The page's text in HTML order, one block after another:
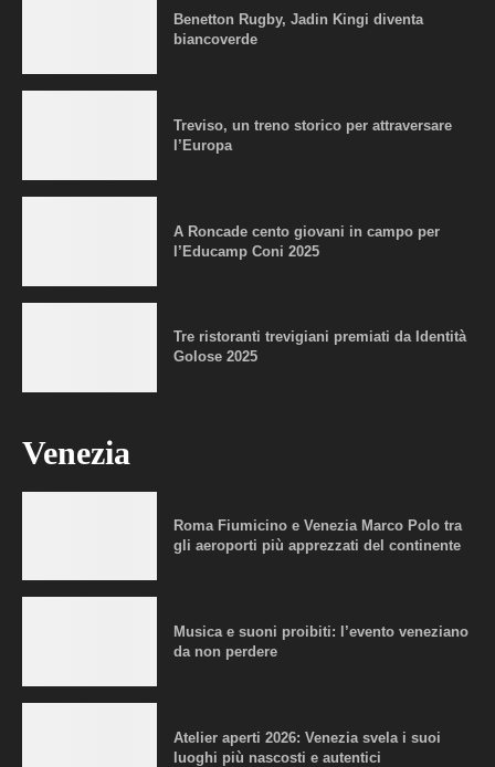
Benetton Rugby, Jadin Kingi diventa
biancoverde
Treviso, un treno storico per attraversare
l’Europa
A Roncade cento giovani in campo per
l’Educamp Coni 2025
Tre ristoranti trevigiani premiati da Identità
Golose 2025
Venezia
Roma Fiumicino e Venezia Marco Polo tra
gli aeroporti più apprezzati del continente
Musica e suoni proibiti: l’evento veneziano
da non perdere
Atelier aperti 2026: Venezia svela i suoi
luoghi più nascosti e autentici